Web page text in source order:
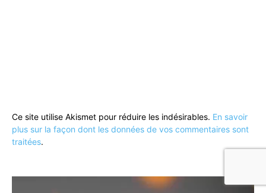
Ce site utilise Akismet pour réduire les indésirables. En savoir
plus sur la façon dont les données de vos commentaires sont
traitées.